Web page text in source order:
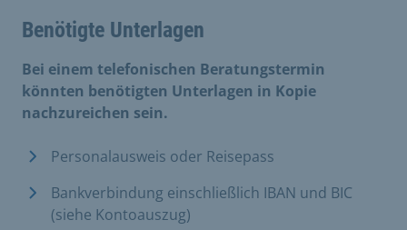
Benötigte Unterlagen
Bei einem telefonischen Beratungstermin
könnten benötigten Unterlagen in Kopie
nachzureichen sein.
Personalausweis oder Reisepass
Bankverbindung einschließlich IBAN und BIC
(siehe Kontoauszug)